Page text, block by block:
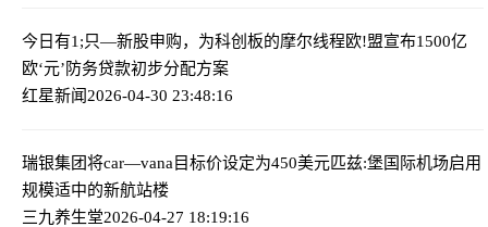
今日有1;只—新股申购，为科创板的摩尔线程欧!盟宣布1500亿
欧‘元’防务贷款初步分配方案
红星新闻2026-04-30 23:48:16
瑞银集团将car—vana目标价设定为450美元匹兹:堡国际机场启用
规模适中的新航站楼
三九养生堂2026-04-27 18:19:16